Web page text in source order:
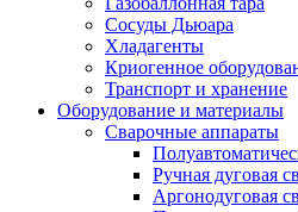
Сосуды Дьюара
Хладагенты
Криогенное
Транспорт и хранение
Оборудование и материалы
Сварочные аппараты
Ручная дуговая
Аргонодуговая